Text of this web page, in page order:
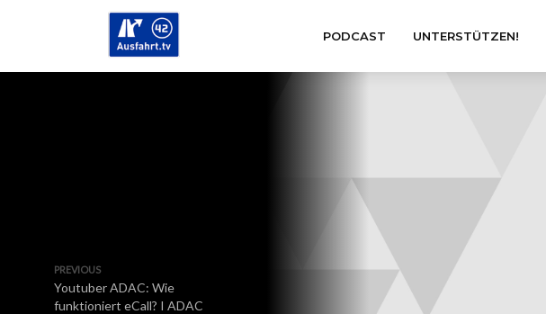
PODCAST UNTERSTÜTZEN!
PREVIOUS
Youtuber ADAC: Wie
funktioniert eCall? I ADAC